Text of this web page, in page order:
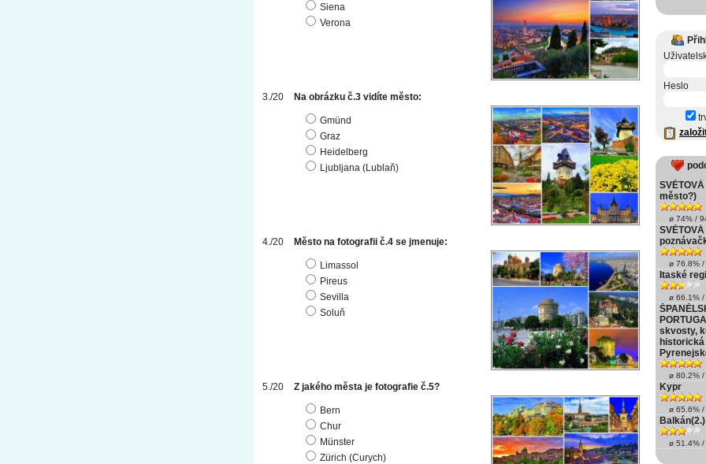
Siena
Verona
Na obrázku č.3 vidíte město:
Gmünd
Graz
Heidelberg
Ljubljana (Lublaň)
Město na fotografii č.4 se jmenuje:
Limassol
Pireus
Sevilla
Soluň
Z jakého města je fotografie č.5?
Bern
Chur
Münster
Zürich (Curych)
Heslo
město?)
ø 74% /
ø 76.8% /
Itaské
ø 66.1% /
skvosty,
ø 80.2% /
Kypr
ø 65.6% /
Balkán(2.)
ø 51.4% /